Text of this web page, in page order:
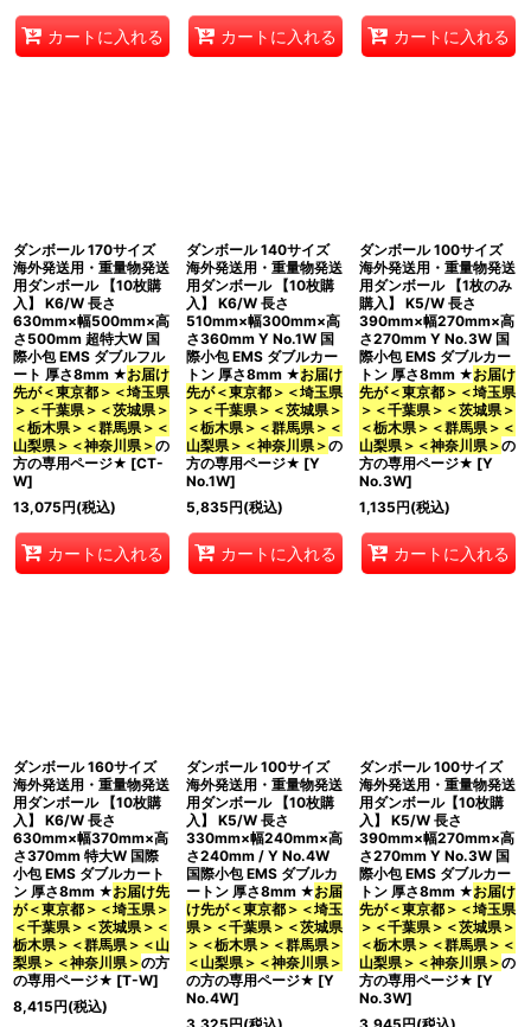
カートに入れる カートに入れる カートに入れる
ダンボール 170サイズ
海外発送用・重量物発送
用ダンボール 【10枚購
入】 K6/W 長さ
630mm×幅500mm×高
さ500mm 超特大W 国
際小包 EMS ダブルフル
ート 厚さ8mm ★お届け
先が＜東京都＞＜埼玉県
＞＜千葉県＞＜茨城県＞
＜栃木県＞＜群馬県＞＜
山梨県＞＜神奈川県＞の
方の専用ページ★ [CT-
W]
13,075円(税込)
カートに入れる
ダンボール 140サイズ
海外発送用・重量物発送
用ダンボール 【10枚購
入】 K6/W 長さ
510mm×幅300mm×高
さ360mm Y No.1W 国
際小包 EMS ダブルカー
トン 厚さ8mm ★お届け
先が＜東京都＞＜埼玉県
＞＜千葉県＞＜茨城県＞
＜栃木県＞＜群馬県＞＜
山梨県＞＜神奈川県＞の
方の専用ページ★ [Y
No.1W]
5,835円(税込)
カートに入れる
ダンボール 100サイズ
海外発送用・重量物発送
用ダンボール 【1枚のみ
購入】 K5/W 長さ
390mm×幅270mm×高
さ270mm Y No.3W 国
際小包 EMS ダブルカー
トン 厚さ8mm ★お届け
先が＜東京都＞＜埼玉県
＞＜千葉県＞＜茨城県＞
＜栃木県＞＜群馬県＞＜
山梨県＞＜神奈川県＞の
方の専用ページ★ [Y
No.3W]
1,135円(税込)
カートに入れる
ダンボール 160サイズ
海外発送用・重量物発送
用ダンボール 【10枚購
入】 K6/W 長さ
630mm×幅370mm×高
さ370mm 特大W 国際
小包 EMS ダブルカート
ン 厚さ8mm ★お届け先
が＜東京都＞＜埼玉県＞
＜千葉県＞＜茨城県＞＜
栃木県＞＜群馬県＞＜山
梨県＞＜神奈川県＞の方
の専用ページ★ [T-W]
8,415円(税込)
ダンボール 100サイズ
海外発送用・重量物発送
用ダンボール 【10枚購
入】 K5/W 長さ
330mm×幅240mm×高
さ240mm / Y No.4W
国際小包 EMS ダブルカ
ートン 厚さ8mm ★お届
け先が＜東京都＞＜埼玉
県＞＜千葉県＞＜茨城県
＞＜栃木県＞＜群馬県＞
＜山梨県＞＜神奈川県＞
の方の専用ページ★ [Y
No.4W]
ダンボール 100サイズ
海外発送用・重量物発送
用ダンボール【10枚購
入】 K5/W 長さ
390mm×幅270mm×高
さ270mm Y No.3W 国
際小包 EMS ダブルカー
トン 厚さ8mm ★お届け
先が＜東京都＞＜埼玉県
＞＜千葉県＞＜茨城県＞
＜栃木県＞＜群馬県＞＜
山梨県＞＜神奈川県＞の
方の専用ページ★ [Y
No.3W]